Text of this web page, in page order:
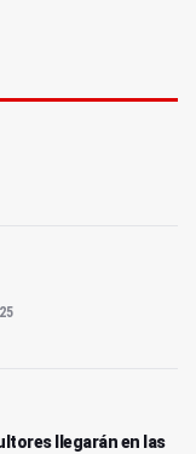
llegarán en las